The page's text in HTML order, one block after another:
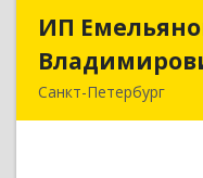
ИП
Санкт-Петербург